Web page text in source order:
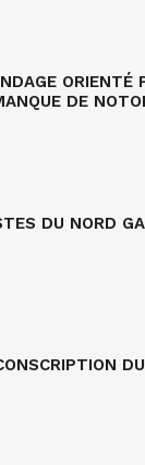
ORIENTÉ
DE
DU NORD